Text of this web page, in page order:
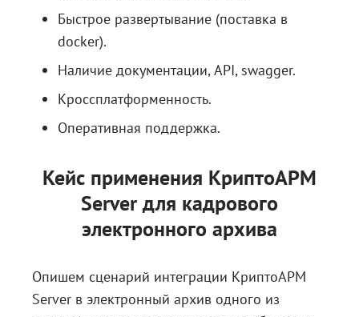
Быстрое развертывание (поставка в
docker).
Наличие документации, API, swagger.
Кроссплатформенность.
Оперативная поддержка.
Кейс применения КриптоАРМ
Server для кадрового
электронного архива
Опишем сценарий интеграции КриптоАРМ
Server в электронный архив одного из